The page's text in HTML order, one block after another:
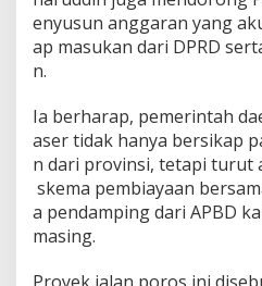
enyusun anggaran yang
ap masukan dari DPRD
n.
Ia berharap, pemerintah
aser tidak hanya bersikap
n dari provinsi, tetapi turut
skema pembiayaan
a pendamping dari APBD
masing.